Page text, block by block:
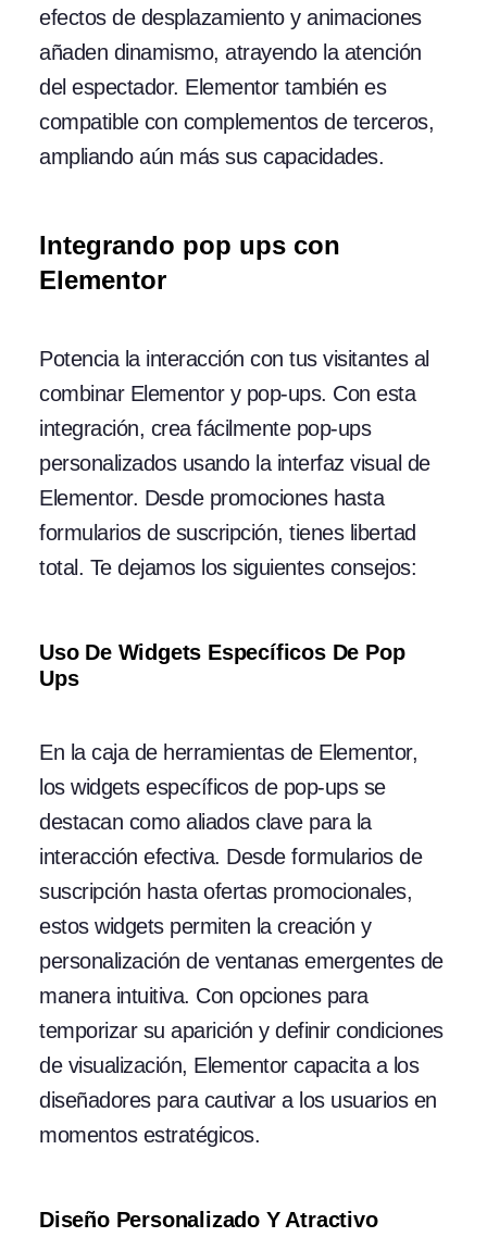
efectos de desplazamiento y animaciones
añaden dinamismo, atrayendo la atención
del espectador. Elementor también es
compatible con complementos de terceros,
ampliando aún más sus capacidades.
Integrando pop ups con
Elementor
Potencia la interacción con tus visitantes al
combinar Elementor y pop-ups. Con esta
integración, crea fácilmente pop-ups
personalizados usando la interfaz visual de
Elementor. Desde promociones hasta
formularios de suscripción, tienes libertad
total. Te dejamos los siguientes consejos:
Uso De Widgets Específicos De Pop
Ups
En la caja de herramientas de Elementor,
los widgets específicos de pop-ups se
destacan como aliados clave para la
interacción efectiva. Desde formularios de
suscripción hasta ofertas promocionales,
estos widgets permiten la creación y
personalización de ventanas emergentes de
manera intuitiva. Con opciones para
temporizar su aparición y definir condiciones
de visualización, Elementor capacita a los
diseñadores para cautivar a los usuarios en
momentos estratégicos.
Diseño Personalizado Y Atractivo